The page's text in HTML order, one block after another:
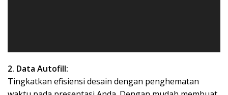
2. Data Autofill:
Tingkatkan efisiensi desain dengan penghematan